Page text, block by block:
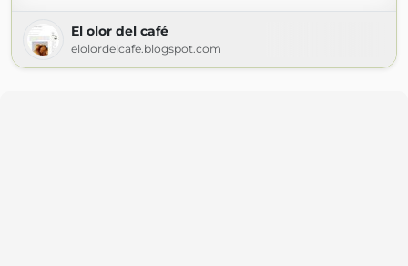
El olor del café
elolordelcafe.blogspot.com